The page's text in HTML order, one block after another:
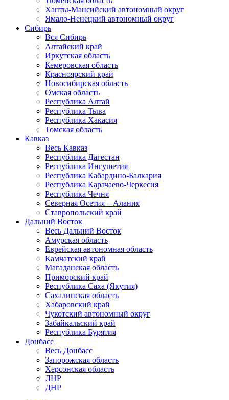
Ханты-Мансийский автономный округ
Ямало-Ненецкий автономный округ
Сибирь
Вся Сибирь
Алтайский край
Иркутская область
Кемеровская область
Красноярский край
Новосибирская область
Омская область
Республика Алтай
Республика Тыва
Республика Хакасия
Томская область
Кавказ
Весь Кавказ
Республика Дагестан
Республика Ингушетия
Республика Кабардино-Балкария
Республика Карачаево-Черкесия
Республика Чечня
Северная Осетия – Алания
Ставропольский край
Дальний Восток
Весь Дальний Восток
Амурская область
Еврейская автономная область
Камчатский край
Магаданская область
Приморский край
Республика Саха (Якутия)
Сахалинская область
Хабаровский край
Чукотский автономный округ
Забайкальский край
Республика Бурятия
Донбасс
Весь Донбасс
Запорожская область
Херсонская область
ЛНР
ДНР